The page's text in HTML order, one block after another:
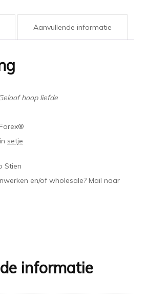
Aanvullende informatie
hoop liefde
setje
Stien
en/of wholesale? Mail naar
informatie